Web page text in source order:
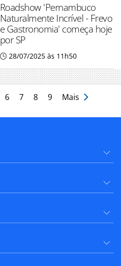
Roadshow 'Pernambuco
Naturalmente Incrível - Frevo
e Gastronomia' começa hoje
por SP
28/07/2025 às 11h50
6 7 8 9 Mais